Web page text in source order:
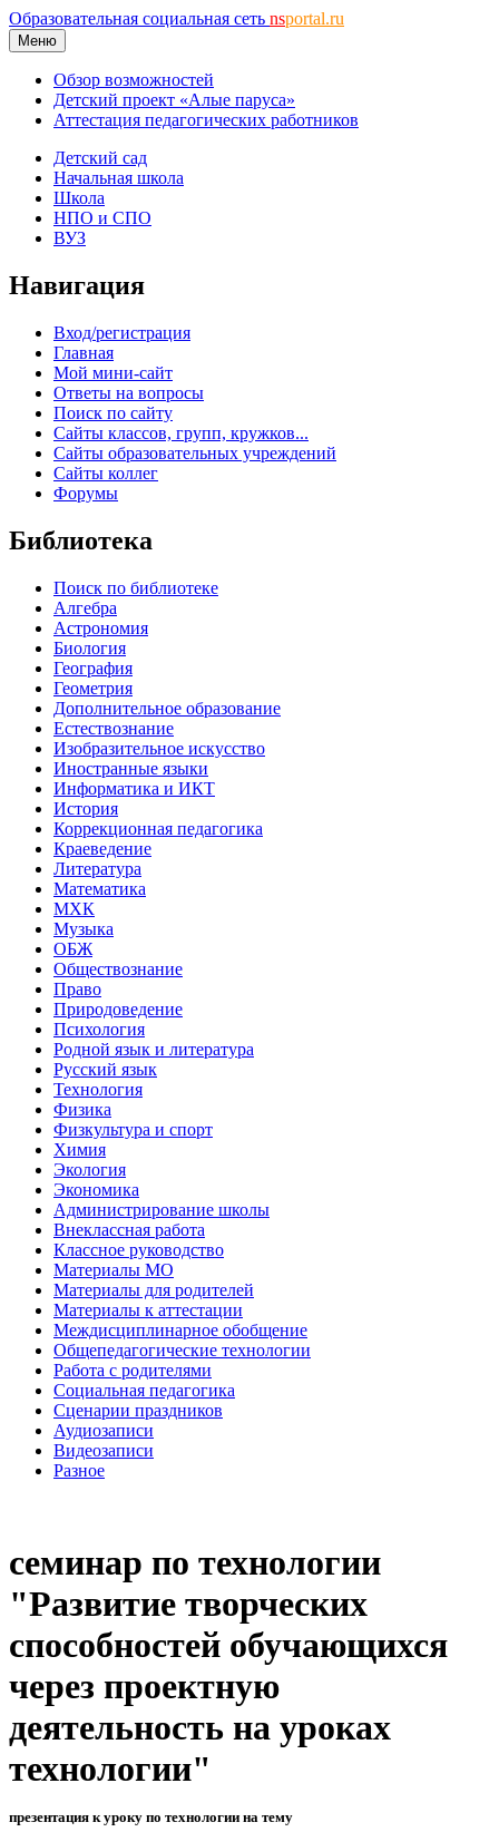
Образовательная социальная сеть nsportal.ru
Меню
Обзор возможностей
Детский проект «Алые паруса»
Аттестация педагогических работников
Детский сад
Начальная школа
Школа
НПО и СПО
ВУЗ
Навигация
Вход/регистрация
Главная
Мой мини-сайт
Ответы на вопросы
Поиск по сайту
Сайты классов, групп, кружков...
Сайты образовательных учреждений
Сайты коллег
Форумы
Библиотека
Поиск по библиотеке
Алгебра
Астрономия
Биология
География
Геометрия
Дополнительное образование
Естествознание
Изобразительное искусство
Иностранные языки
Информатика и ИКТ
История
Коррекционная педагогика
Краеведение
Литература
Математика
МХК
Музыка
ОБЖ
Обществознание
Право
Природоведение
Психология
Родной язык и литература
Русский язык
Технология
Физика
Физкультура и спорт
Химия
Экология
Экономика
Администрирование школы
Внеклассная работа
Классное руководство
Материалы МО
Материалы для родителей
Материалы к аттестации
Междисциплинарное обобщение
Общепедагогические технологии
Работа с родителями
Социальная педагогика
Сценарии праздников
Аудиозаписи
Видеозаписи
Разное
семинар по технологии
"Развитие творческих
способностей обучающихся
через проектную
деятельность на уроках
технологии"
презентация к уроку по технологии на тему